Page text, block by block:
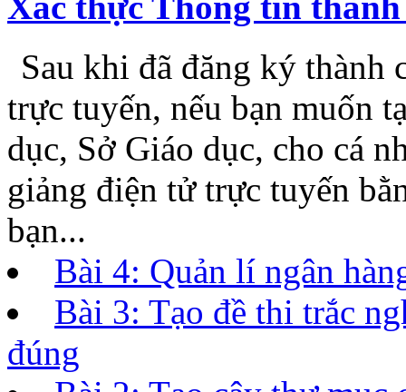
Xác thực Thông tin
Sau khi đã đăng ký
viện trực tuyến, nếu bạn
Giáo dục, Sở Giáo dục,
bài giảng điện tử trực
ViOLET, bạn...
Bài 4: Quản lí ngân
Bài 3: Tạo đề thi trắc
đúng